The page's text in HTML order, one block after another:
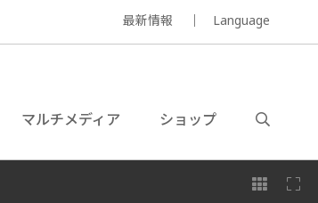
最新情報 Language
マルチメディア ショップ